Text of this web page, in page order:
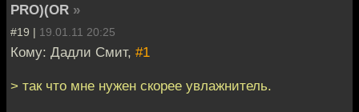
PRO)(OR »
#19 | 19.01.11 20:25
Кому: Дадли Смит, #1
> так что мне нужен скорее увлажнитель.